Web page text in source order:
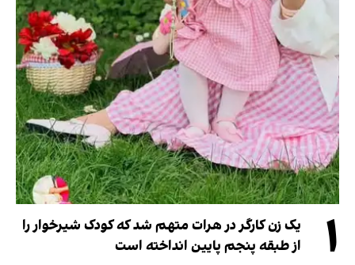
۱
یک زن کارگر در هرات متهم شد که کودک شیرخوار را
از طبقه پنجم پایین انداخته است